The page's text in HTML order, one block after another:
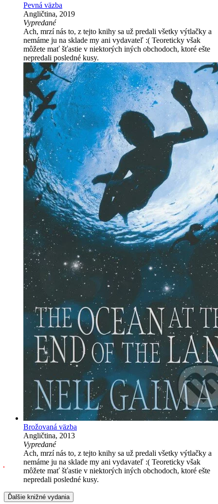
Pevná väzba
Angličtina, 2019
Vypredané
Ach, mrzí nás to, z tejto knihy sa už predali všetky výtlačky a
nemáme ju na sklade my ani vydavateľ :( Teoreticky však
môžete mať šťastie v niektorých iných obchodoch, ktoré ešte
nepredali posledné kusy.
Brožovaná väzba
Angličtina, 2013
Vypredané
Ach, mrzí nás to, z tejto knihy sa už predali všetky výtlačky a
nemáme ju na sklade my ani vydavateľ :( Teoreticky však
môžete mať šťastie v niektorých iných obchodoch, ktoré ešte
nepredali posledné kusy.
Ďalšie knižné vydania